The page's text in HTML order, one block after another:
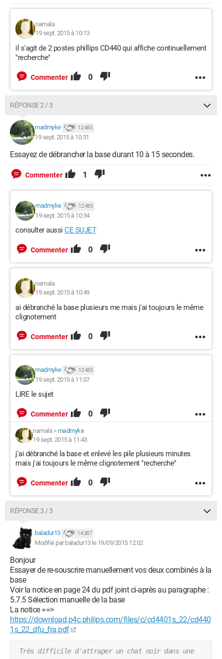
namala
19 sept. 2015 à 10:13
il s'agit de 2 postes phillips CD440 qui affiche continuellement
"recherche"
Commenter 0
RÉPONSE 2 / 3
madmyke 12 485
19 sept. 2015 à 10:31
Essayez de débrancher la base durant 10 à 15 secondes.
Commenter 1
madmyke 12 485
19 sept. 2015 à 10:34
consulter aussi CE SUJET
Commenter 0
namala
19 sept. 2015 à 10:49
ai débranché la base plusieurs me mais j'ai toujours le même
clignotement
Commenter 0
madmyke 12 485
19 sept. 2015 à 11:07
LIRE le sujet
Commenter 0
namala> madmyke
19 sept. 2015 à 11:43
j'ai débranché la base et enlevé les pile plusieurs minutes
mais j'ai toujours le même clignotement "recherche"
Commenter 0
RÉPONSE 3 / 3
baladur13 14 387
Modifié par baladur13 le 19/09/2015 12:02
Bonjour
Essayer de re-souscrire manuellement vos deux combinés à la
base
Voir la notice en page 24 du pdf joint ci-après au paragraphe :
5.7.5 Sélection manuelle de la base
La notice ==>
https://download.p4c.philips.com/files/c/cd4401s_22/cd440
1s_22_dfu_fra.pdf